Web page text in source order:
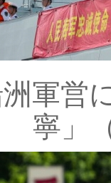
軍営
寧」